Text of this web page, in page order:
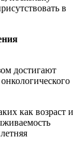
в
достигают
как возраст и